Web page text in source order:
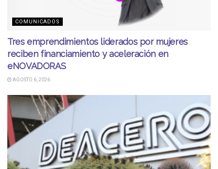
COMUNICADOS
Tres emprendimientos liderados por mujeres
reciben financiamiento y aceleración en
eNOVADORAS
AGOSTO 6, 2026